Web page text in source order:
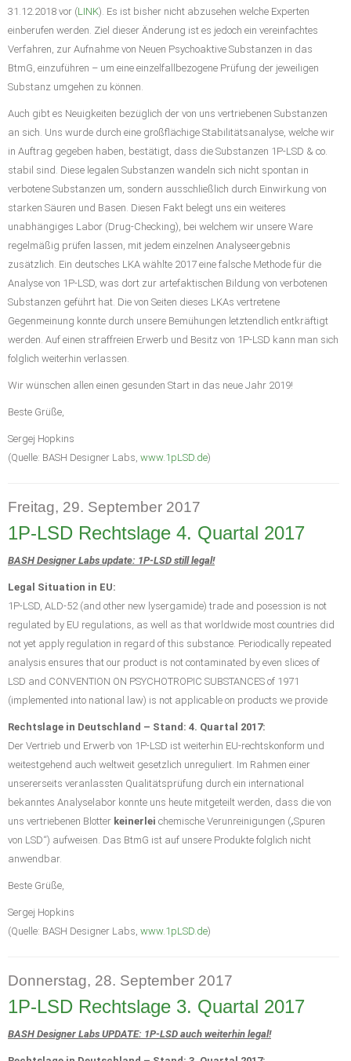
31.12.2018 vor (LINK). Es ist bisher nicht abzusehen welche Experten
einberufen werden. Ziel dieser Änderung ist es jedoch ein vereinfachtes
Verfahren, zur Aufnahme von Neuen Psychoaktive Substanzen in das
BtmG, einzuführen – um eine einzelfallbezogene Prüfung der jeweiligen
Substanz umgehen zu können.
Auch gibt es Neuigkeiten bezüglich der von uns vertriebenen Substanzen
an sich. Uns wurde durch eine großflächige Stabilitätsanalyse, welche wir
in Auftrag gegeben haben, bestätigt, dass die Substanzen 1P-LSD & co.
stabil sind. Diese legalen Substanzen wandeln sich nicht spontan in
verbotene Substanzen um, sondern ausschließlich durch Einwirkung von
starken Säuren und Basen. Diesen Fakt belegt uns ein weiteres
unabhängiges Labor (Drug-Checking), bei welchem wir unsere Ware
regelmäßig prüfen lassen, mit jedem einzelnen Analyseergebnis
zusätzlich. Ein deutsches LKA wählte 2017 eine falsche Methode für die
Analyse von 1P-LSD, was dort zur artefaktischen Bildung von verbotenen
Substanzen geführt hat. Die von Seiten dieses LKAs vertretene
Gegenmeinung konnte durch unsere Bemühungen letztendlich entkräftigt
werden. Auf einen straffreien Erwerb und Besitz von 1P-LSD kann man sich
folglich weiterhin verlassen.
Wir wünschen allen einen gesunden Start in das neue Jahr 2019!
Beste Grüße,
Sergej Hopkins
(Quelle: BASH Designer Labs, www.1pLSD.de)
Freitag, 29. September 2017
1P-LSD Rechtslage 4. Quartal 2017
BASH Designer Labs update: 1P-LSD still legal!
Legal Situation in EU:
1P-LSD, ALD-52 (and other new lysergamide) trade and posession is not
regulated by EU regulations, as well as that worldwide most countries did
not yet apply regulation in regard of this substance. Periodically repeated
analysis ensures that our product is not contaminated by even slices of
LSD and CONVENTION ON PSYCHOTROPIC SUBSTANCES of 1971
(implemented into national law) is not applicable on products we provide
Rechtslage in Deutschland – Stand: 4. Quartal 2017:
Der Vertrieb und Erwerb von 1P-LSD ist weiterhin EU-rechtskonform und
weitestgehend auch weltweit gesetzlich unreguliert. Im Rahmen einer
unsererseits veranlassten Qualitätsprüfung durch ein international
bekanntes Analyselabor konnte uns heute mitgeteilt werden, dass die von
uns vertriebenen Blotter keinerlei chemische Verunreinigungen („Spuren
von LSD“) aufweisen. Das BtmG ist auf unsere Produkte folglich nicht
anwendbar.
Beste Grüße,
Sergej Hopkins
(Quelle: BASH Designer Labs, www.1pLSD.de)
Donnerstag, 28. September 2017
1P-LSD Rechtslage 3. Quartal 2017
BASH Designer Labs UPDATE: 1P-LSD auch weiterhin legal!